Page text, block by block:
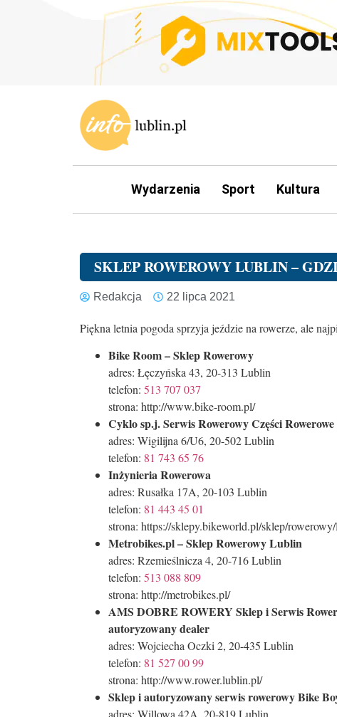
Wydarzenia Sport Kultura
SKLEP ROWEROWY LUBLIN –
Redakcja 22 lipca 2021
Piękna letnia pogoda sprzyja jeździe na rowerze, ale
Bike Room – Sklep Rowerowy
adres: Łęczyńska 43, 20-313 Lublin
telefon: 513 707 037
strona: http://www.bike-room.pl/
Cyklo sp.j. Serwis Rowerowy Części
adres: Wigilijna 6/U6, 20-502 Lublin
telefon: 81 743 65 76
Inżynieria Rowerowa
adres: Rusałka 17A, 20-103 Lublin
telefon: 81 443 45 01
strona: https://sklepy.bikeworld.pl/sklep/
Metrobikes.pl – Sklep Rowerowy Lublin
adres: Rzemieślnicza 4, 20-716 Lublin
telefon: 513 088 809
strona: http://metrobikes.pl/
AMS DOBRE ROWERY Sklep i Serwis
autoryzowany dealer
adres: Wojciecha Oczki 2, 20-435 Lublin
telefon: 81 527 00 99
strona: http://www.rower.lublin.pl/
Sklep i autoryzowany serwis rowerowy Bike
adres: Willowa 42A, 20-819 Lublin